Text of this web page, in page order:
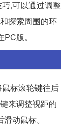
,可以通过调整
探索周围的环
版。
标滚轮键往后
来调整视距的
动鼠标。